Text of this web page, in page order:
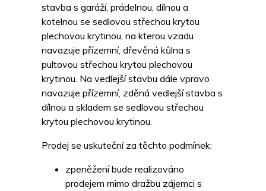
stavba s garáží, prádelnou, dílnou a
kotelnou se sedlovou střechou krytou
plechovou krytinou, na kterou vzadu
navazuje přízemní, dřevěná kůlna s
pultovou střechou krytou plechovou
krytinou. Na vedlejší stavbu dále vpravo
navazuje přízemní, zděná vedlejší stavba s
dílnou a skladem se sedlovou střechou
krytou plechovou krytinou.
Prodej se uskuteční za těchto podmínek:
zpeněžení bude realizováno
prodejem mimo dražbu zájemci s